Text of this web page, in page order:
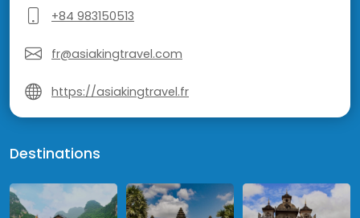
+84 983150513
fr@asiakingtravel.com
https://asiakingtravel.fr
Destinations